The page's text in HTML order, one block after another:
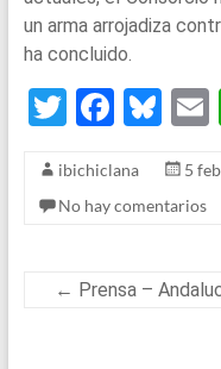
un arma arrojadiza
ha concluido.
T
tt
er
F
ce
b
o
Bl
es
ky
ibichiclana 5
No hay comentarios
← Prensa –